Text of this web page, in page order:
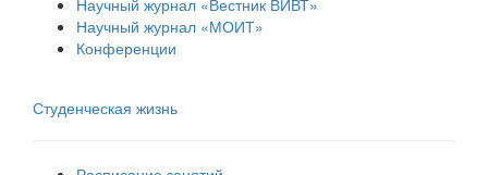
Научный журнал «МОИТ»
Конференции
Студенческая жизнь